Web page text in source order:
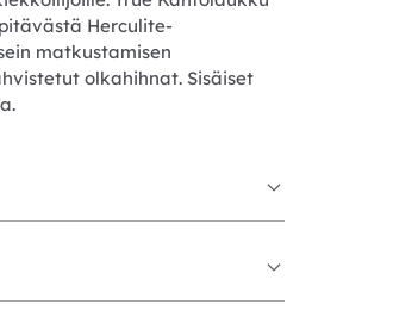
Herculite-
matkustamisen
olkahihnat. Sisäiset